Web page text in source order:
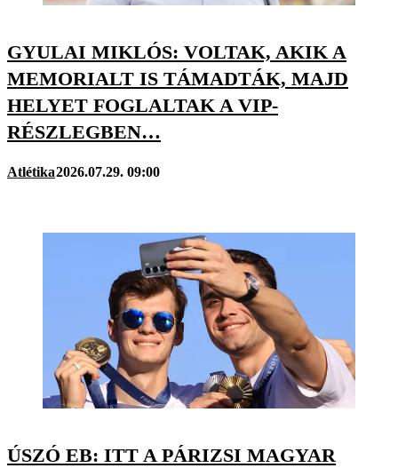
GYULAI MIKLÓS: VOLTAK, AKIK A
MEMORIALT IS TÁMADTÁK, MAJD
HELYET FOGLALTAK A VIP-
RÉSZLEGBEN…
Atlétika2026.07.29. 09:00
ÚSZÓ EB: ITT A PÁRIZSI MAGYAR